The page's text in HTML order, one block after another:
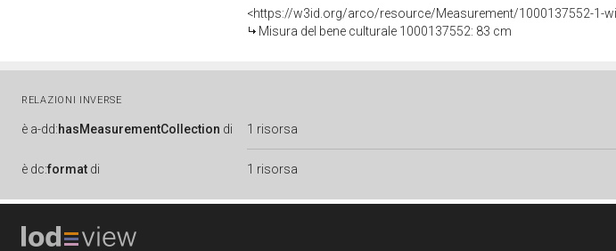
<https://w3id.org/arco/resource/Measurement/1000137552-1-
Misura del bene culturale 1000137552: 83 cm
RELAZIONI INVERSE
è a-dd:hasMeasurementCollection di 1 risorsa
è dc:format di 1 risorsa